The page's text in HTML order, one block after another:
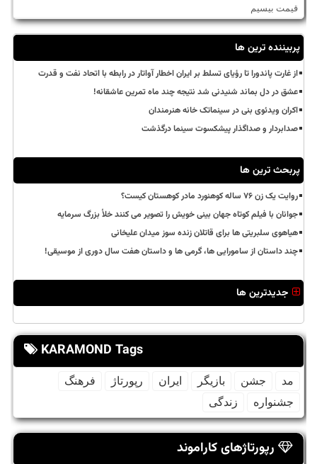
قیمت بیسیم
پربیننده ترین ها
از غارت پاندورا تا رؤیای تسلط بر ایران اخطار آواتار در رابطه با اتحاد نفت و قدرت
عشق در دل بماند شنیدنی شد نتیجه چند ماه تمرین عاشقانه!
اکران ویدئوی بنی در سینماتک خانه هنرمندان
صدابردار و صداگذار پیشکسوت سینما درگذشت
پربحث ترین ها
روایت یک زن ۷۶ ساله کوهنورد مادر کوهستان کیست؟
جوانان با فیلم کوتاه جهان بینی خویش را تصویر می کنند خلأ بزرگ سرمایه
هیاهوی سلبریتی ها برای قاتلان زنده سوز میدان علیخانی
چند داستان از سامورایی ها، گرمی ها و داستان هفت سال دوری از موسیقی!
جدیدترین ها
KARAMOND Tags
مد جشن بازیگر ایران رپورتاژ
فرهنگ
جشنواره
زندگی
رپورتاژهای کاراموند